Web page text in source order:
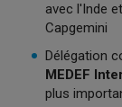
avec l'Inde
Capgemini
Délégation
MEDEF
plus